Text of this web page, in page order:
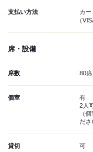
支払い方法
カー
（
席・設備
席数 80
個室
有
2人
（
ださ
貸切 可